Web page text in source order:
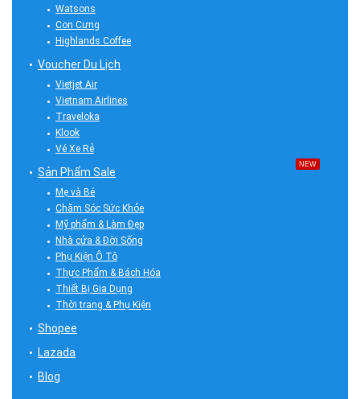
Watsons
Con Cưng
Highlands Coffee
Voucher Du Lịch
Vietjet Air
Vietnam Airlines
Traveloka
Klook
Vé Xe Rẻ
Sản Phẩm Sale
NEW
Mẹ và Bé
Chăm Sóc Sức Khỏe
Mỹ phẩm & Làm Đẹp
Nhà cửa & Đời Sống
Phụ Kiện Ô Tô
Thực Phẩm & Bách Hóa
Thiết Bị Gia Dụng
Thời trang & Phụ Kiện
Shopee
Lazada
Blog